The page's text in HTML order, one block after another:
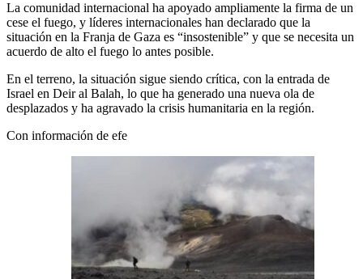
La comunidad internacional ha apoyado ampliamente la firma de un
cese el fuego, y líderes internacionales han declarado que la
situación en la Franja de Gaza es “insostenible” y que se necesita un
acuerdo de alto el fuego lo antes posible.
En el terreno, la situación sigue siendo crítica, con la entrada de
Israel en Deir al Balah, lo que ha generado una nueva ola de
desplazados y ha agravado la crisis humanitaria en la región.
Con información de efe